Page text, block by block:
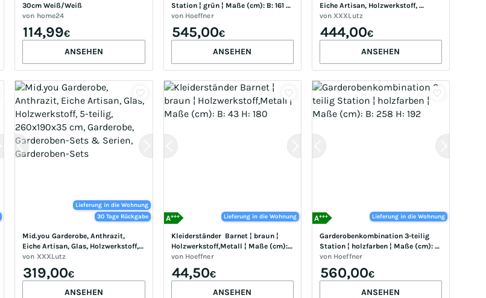
30cm Weiß/Weiß
von home24
114,99€
ANSEHEN
Station ¦ grün ¦ Maße (cm): B: 161
H: 192
von Hoeffner
545,00€
ANSEHEN
Eiche Artisan, Holzwerkstoff,
263.5x193x41.4 cm, Garderobe,
Garderoben-Sets & Serien,
Garderoben-Sets
von XXXLutz
444,00€
ANSEHEN
Lieferung in die Wohnung
30 Tage Rückgabe
Mid.you Garderobe, Anthrazit,
Eiche Artisan, Glas, Holzwerkstoff,
5-teilig, 260x190x35 cm,
Garderobe, Garderoben-Sets &
Serien, Garderoben-Sets
von XXXLutz
319,00€
ANSEHEN
Lieferung in die Wohnung
A+++
Kleiderständer  Barnet ¦ braun ¦
Holzwerkstoff,Metall ¦ Maße (cm):
B: 43 H: 180
von Hoeffner
44,50€
ANSEHEN
Lieferung in die Wohnung
A+++
Garderobenkombination 3-teilig
Station ¦ holzfarben ¦ Maße (cm):
B: 258 H: 192
von Hoeffner
560,00€
ANSEHEN